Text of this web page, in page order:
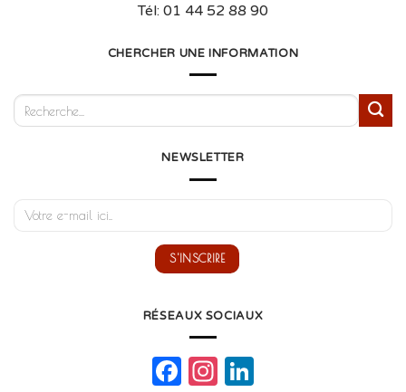
Tél: 01 44 52 88 90
CHERCHER UNE INFORMATION
NEWSLETTER
RÉSEAUX SOCIAUX
Facebook
Instagram